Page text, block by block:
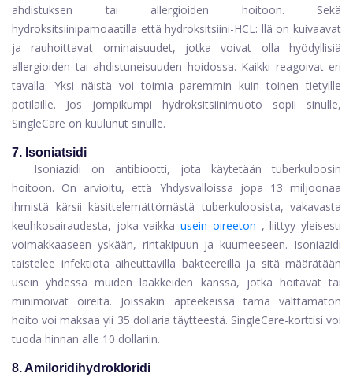
ahdistuksen tai allergioiden hoitoon. Sekä
hydroksitsiinipamoaatilla että hydroksitsiini-HCL: llä on kuivaavat
ja rauhoittavat ominaisuudet, jotka voivat olla hyödyllisiä
allergioiden tai ahdistuneisuuden hoidossa. Kaikki reagoivat eri
tavalla. Yksi näistä voi toimia paremmin kuin toinen tietyille
potilaille. Jos jompikumpi hydroksitsiinimuoto sopii sinulle,
SingleCare on kuulunut sinulle.
7. Isoniatsidi
Isoniazidi
on antibiootti, jota käytetään tuberkuloosin
hoitoon. On arvioitu, että Yhdysvalloissa jopa 13 miljoonaa
ihmistä kärsii käsittelemättömästä tuberkuloosista, vakavasta
keuhkosairaudesta, joka vaikka usein oireeton , liittyy yleisesti
voimakkaaseen yskään, rintakipuun ja kuumeeseen. Isoniazidi
taistelee infektiota aiheuttavilla bakteereilla ja sitä määrätään
usein yhdessä muiden lääkkeiden kanssa, jotka hoitavat tai
minimoivat oireita. Joissakin apteekeissa tämä välttämätön
hoito voi maksaa yli 35 dollaria täytteestä. SingleCare-korttisi voi
tuoda hinnan alle 10 dollariin.
8. Amiloridihydrokloridi